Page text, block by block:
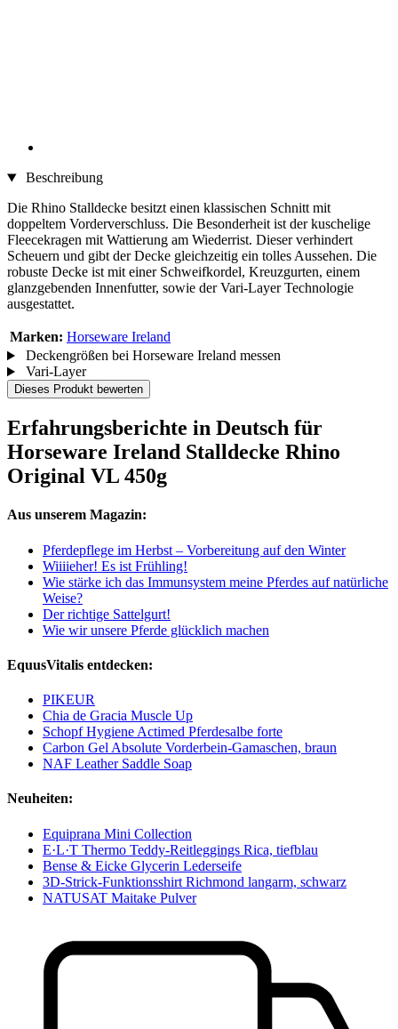
Beschreibung
Die Rhino Stalldecke besitzt einen klassischen Schnitt mit
doppeltem Vorderverschluss. Die Besonderheit ist der kuschelige
Fleecekragen mit Wattierung am Wiederrist. Dieser verhindert
Scheuern und gibt der Decke gleichzeitig ein tolles Aussehen. Die
robuste Decke ist mit einer Schweifkordel, Kreuzgurten, einem
glanzgebenden Innenfutter, sowie der Vari-Layer Technologie
ausgestattet.
Marken: Horseware Ireland
Deckengrößen bei Horseware Ireland messen
Vari-Layer
Dieses Produkt bewerten
Erfahrungsberichte in Deutsch für
Horseware Ireland Stalldecke Rhino
Original VL 450g
Aus unserem Magazin:
Pferdepflege im Herbst – Vorbereitung auf den Winter
Wiiiieher! Es ist Frühling!
Wie stärke ich das Immunsystem meine Pferdes auf natürliche
Weise?
Der richtige Sattelgurt!
Wie wir unsere Pferde glücklich machen
EquusVitalis entdecken:
PIKEUR
Chia de Gracia Muscle Up
Schopf Hygiene Actimed Pferdesalbe forte
Carbon Gel Absolute Vorderbein-Gamaschen, braun
NAF Leather Saddle Soap
Neuheiten:
Equiprana Mini Collection
E·L·T Thermo Teddy-Reitleggings Rica, tiefblau
Bense & Eicke Glycerin Lederseife
3D-Strick-Funktionsshirt Richmond langarm, schwarz
NATUSAT Maitake Pulver